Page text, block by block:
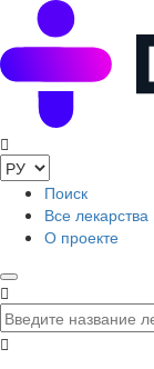
Поиск
Все лекарства
О проекте